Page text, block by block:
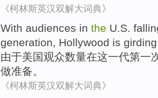
《柯林斯英汉双解大词典》
With audiences in the U.S.
generation, Hollywood is girding
由于美国观众数量在这一代第一
做准备。
《柯林斯英汉双解大词典》